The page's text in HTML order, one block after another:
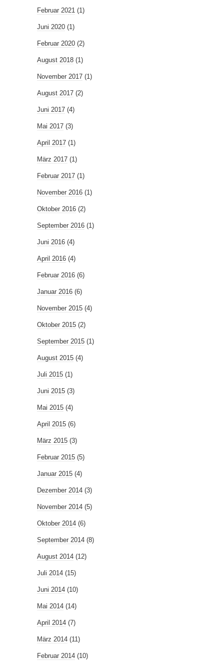
Februar 2021 (1)
Juni 2020 (1)
Februar 2020 (2)
August 2018 (1)
November 2017 (1)
August 2017 (2)
Juni 2017 (4)
Mai 2017 (3)
April 2017 (1)
März 2017 (1)
Februar 2017 (1)
November 2016 (1)
Oktober 2016 (2)
September 2016 (1)
Juni 2016 (4)
April 2016 (4)
Februar 2016 (6)
Januar 2016 (6)
November 2015 (4)
Oktober 2015 (2)
September 2015 (1)
August 2015 (4)
Juli 2015 (1)
Juni 2015 (3)
Mai 2015 (4)
April 2015 (6)
März 2015 (3)
Februar 2015 (5)
Januar 2015 (4)
Dezember 2014 (3)
November 2014 (5)
Oktober 2014 (6)
September 2014 (8)
August 2014 (12)
Juli 2014 (15)
Juni 2014 (10)
Mai 2014 (14)
April 2014 (7)
März 2014 (11)
Februar 2014 (10)